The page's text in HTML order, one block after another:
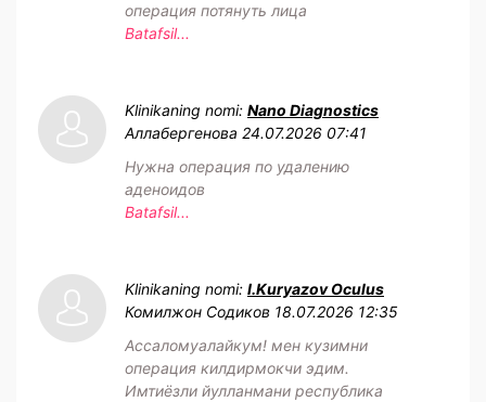
операция потянуть лица
Batafsil...
Klinikaning nomi: Nano Diagnostics
Аллабергенова 24.07.2026 07:41
Нужна операция по удалению
аденоидов
Batafsil...
Klinikaning nomi: I.Kuryazov Oculus
Комилжон Содиков 18.07.2026 12:35
Ассаломуалайкум! мен кузимни
операция килдирмокчи эдим.
Имтиёзли йулланмани республика